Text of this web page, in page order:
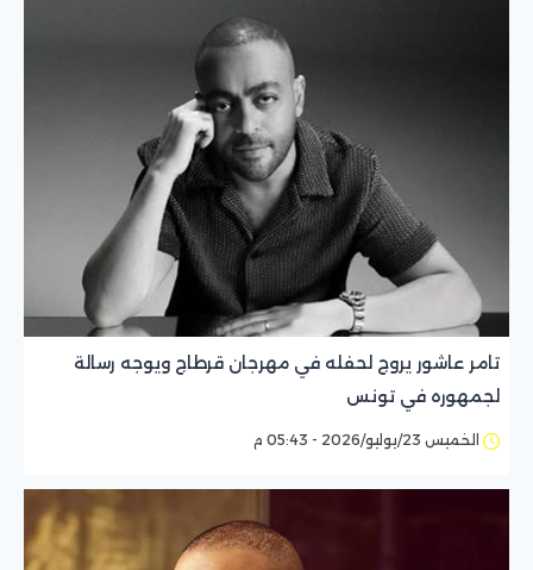
تامر عاشور يروج لحفله في مهرجان قرطاج ويوجه رسالة
لجمهوره في تونس
الخميس 23/يوليو/2026 - 05:43 م